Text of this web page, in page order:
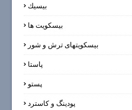
بيسيك
بیسکویت ها
بیسکویتهای ترش و شور
پاستا
پستو
پودینگ و کاسترد